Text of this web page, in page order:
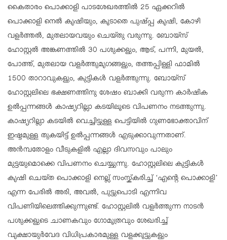
കൈതാരം പൊക്കാളി പാടശേഖരത്തിൽ 25 ഏക്കറിൽ
പൊക്കാളി നെൽ കൃഷിയും, കൂടാതെ പുഷ്പ്പ കൃഷി, കോഴി
വളർത്തൽ, മുതലായവയും ചെയ്തു വരുന്നു. ബോയ്സ്
ഹോസ്റ്റൽ അങ്കണത്തിൽ 30 പശുക്കളും, ആട്, പന്നി, മുയൽ,
പോത്ത്, മുതലായ വളർത്തുമൃഗങ്ങളും, തത്തപ്പിള്ളി ഫാമിൽ
1500 താറാവുകളും, കുട്ടികൾ വളർത്തുന്നു. ബോയ്സ്
ഹോസ്റ്റലിലെ ഭക്ഷണത്തിനു ശേഷം ബാക്കി വരുന്ന കാർഷിക
ഉൽപ്പന്നങ്ങൾ കാഷ്യറില്ലാ കടയിലൂടെ വിപണനം നടത്തുന്നു.
കാഷ്യറില്ലാ കടയിൽ വെച്ചിട്ടുള്ള പെട്ടിയിൽ ഗുണഭോക്താവിന്
ഇഷ്ടമുള്ള തുകയിട്ട് ഉൽപ്പന്നങ്ങൾ എടുക്കാവുന്നതാണ്.
അൻമ്പതോളം വീടുകളിൽ എല്ലാ ദിവസവും പാലും
മുട്ടയുമൊക്കെ വിപണനം ചെയ്യുന്നു. ഹോസ്റ്റലിലെ കുട്ടികൾ
കൃഷി ചെയ്ത പൊക്കാളി നെല്ല് സംസ്ക്കരിച്ച് ‘എൻ്റെ പൊക്കാളി’
എന്ന പേരിൽ അരി, അവൽ, പുട്ടുപൊടി എന്നിവ
വിപണിയിലെത്തിക്കുന്നുണ്ട്. ഹോസ്റ്റലിൽ വളർത്തുന്ന നാടൻ
പശുക്കളുടെ ചാണകവും ഗോമൂത്രവും ശേഖരിച്ച്
വൃക്ഷായുർവേദ വിധിപ്രകാരമുള്ള വളക്കൂട്ടുകളും